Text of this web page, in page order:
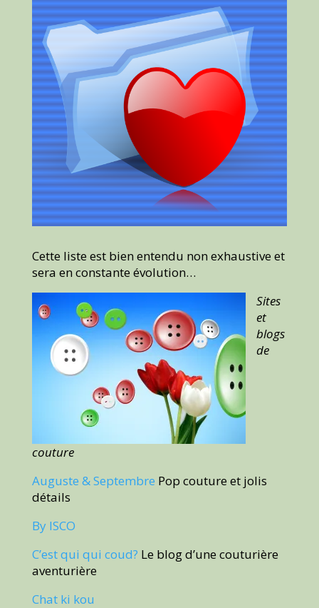
Cette liste est bien entendu non exhaustive et
sera en constante évolution…
Sites
et
blogs
de
couture
Auguste & Septembre Pop couture et jolis
détails
By ISCO
C’est qui qui coud? Le blog d’une couturière
aventurière
Chat ki kou